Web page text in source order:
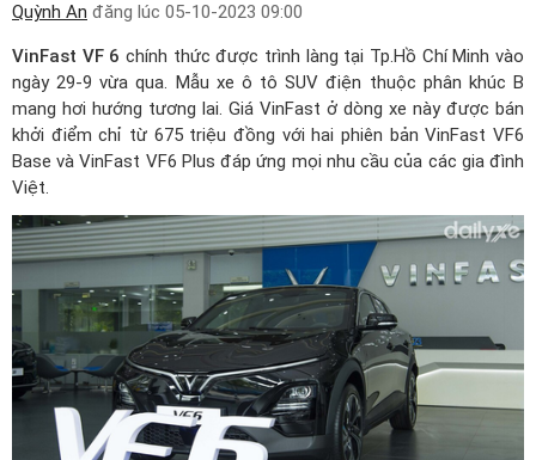
Quỳnh An đăng lúc 05-10-2023 09:00
VinFast VF 6 chính thức được trình làng tại Tp.Hồ Chí Minh vào
ngày 29-9 vừa qua. Mẫu xe ô tô SUV điện thuộc phân khúc B
mang hơi hướng tương lai. Giá VinFast ở dòng xe này được bán
khởi điểm chỉ từ 675 triệu đồng với hai phiên bản VinFast VF6
Base và VinFast VF6 Plus đáp ứng mọi nhu cầu của các gia đình
Việt.